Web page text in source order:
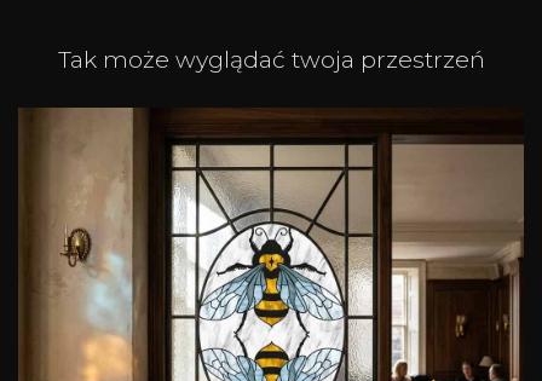
Tak może wyglądać twoja przestrzeń